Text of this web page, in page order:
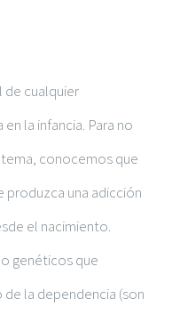
de cualquier
la infancia. Para no
conocemos que
produzca una adicción
el nacimiento.
genéticos que
la dependencia (son